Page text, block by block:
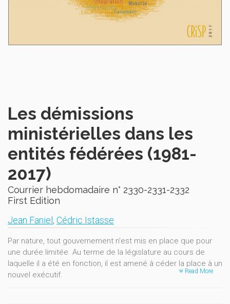
Les démissions
ministérielles dans les
entités fédérées (1981-
2017)
Courrier hebdomadaire n° 2330-2331-2332
First Edition
Jean Faniel, Cédric Istasse
Par nature, tout gouvernement n'est mis en place que pour
une durée limitée. Au terme de la législature au cours de
laquelle il a été en fonction, il est amené à céder la place à un
nouvel exécutif.
Read More